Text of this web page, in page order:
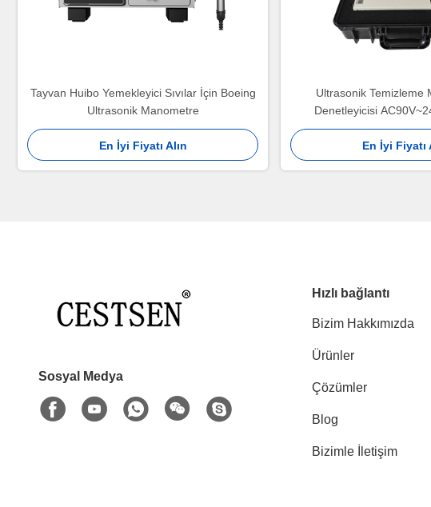
Tayvan Huibo Yemekleyici Sıvılar İçin Boeing
Ultrasonik Manometre
En İyi Fiyatı Alın
Ultrasonik Temizleme
Denetleyicisi
En İyi Fiyatı
Sosyal Medya
Hızlı bağlantı
Bizim Hakkımızda
Ürünler
Çözümler
Blog
Bizimle İletişim